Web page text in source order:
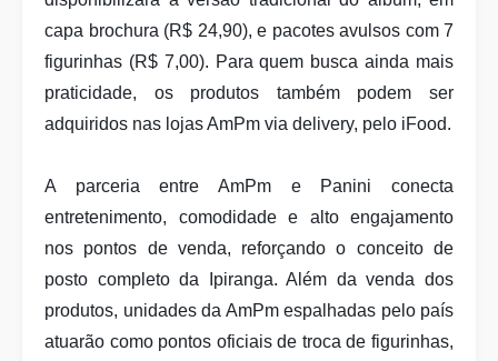
capa brochura (R$ 24,90), e pacotes avulsos com 7
figurinhas (R$ 7,00). Para quem busca ainda mais
praticidade, os produtos também podem ser
adquiridos nas lojas AmPm via delivery, pelo iFood.
A parceria entre AmPm e Panini conecta
entretenimento, comodidade e alto engajamento
nos pontos de venda, reforçando o conceito de
posto completo da Ipiranga. Além da venda dos
produtos, unidades da AmPm espalhadas pelo país
atuarão como pontos oficiais de troca de figurinhas,